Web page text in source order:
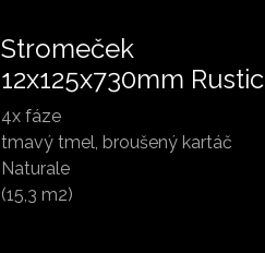
Stromeček
12x125x730mm Rustic
4x fáze
tmavý tmel, broušený kartáč
Naturale
(15,3 m2)